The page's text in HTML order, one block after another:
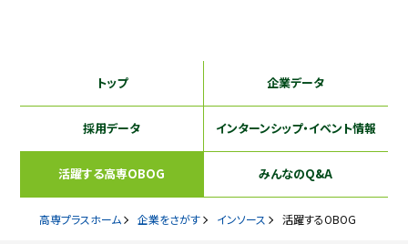
トップ 企業データ
採用データ インターンシップ・イベント情報
活躍する高専OBOG みんなのQ&A
高専プラスホーム 企業をさがす インソース 活躍するOBOG